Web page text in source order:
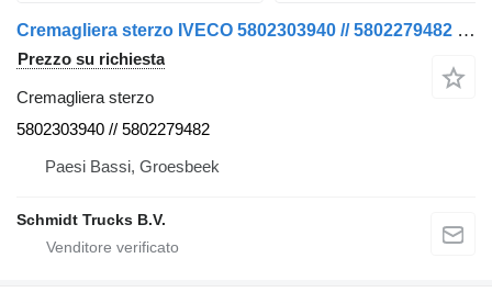
Cremagliera sterzo IVECO 5802303940 // 5802279482 VOLANTE ARIBAG GIORNALIERO per camion
Prezzo su richiesta
Cremagliera sterzo
5802303940 // 5802279482
Paesi Bassi, Groesbeek
Schmidt Trucks B.V.